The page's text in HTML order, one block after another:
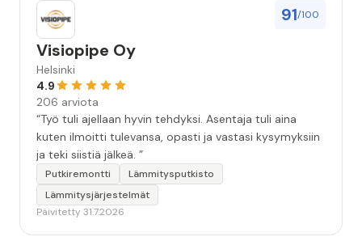
91/100
Visiopipe Oy
Helsinki
4.9
206 arviota
“Työ tuli ajellaan hyvin tehdyksi. Asentaja tuli aina
kuten ilmoitti tulevansa, opasti ja vastasi kysymyksiin
ja teki siistiä jälkeä. ”
Putkiremontti
Lämmitysputkisto
Lämmitysjärjestelmät
Päivitetty 31.7.2026